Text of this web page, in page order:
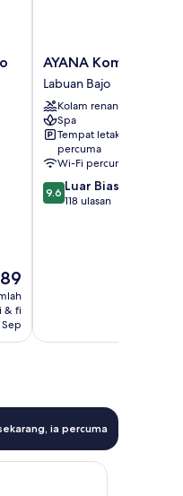
& fi
AYANA
Komodo
Waecicu
Beach
Labuan
Bajo
AYANA Komodo
Labuan Bajo
Kolam renang
Spa
Tempat letak kenderaan
percuma
Wi-Fi percuma
9.6
daripada
9.6 Luar Biasa
118 ulasan
ia percuma